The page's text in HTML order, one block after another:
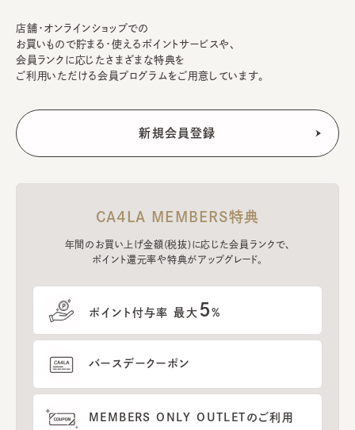
店舗・オンラインショップでの
お買いもので貯まる・使えるポイントサービスや、
会員ランクに応じたさまざまな特典を
ご利用いただける会員プログラムをご用意しています。
CA4LA MEMBERS特典
年間のお買い上げ金額(税抜)に応じた会員ランクで、
ポイント還元率や特典がアップグレード。
ポイント付与率 最大 5%
バースデークーポン
MEMBERS ONLY OUTLETのご利用